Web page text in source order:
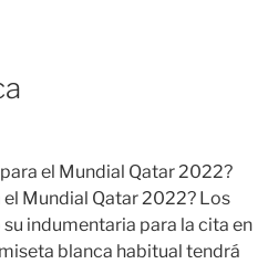
el Mundial Qatar 2022?
Mundial Qatar 2022? Los
indumentaria para la cita en
blanca habitual tendrá